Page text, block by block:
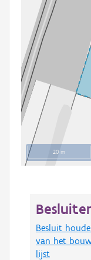
20 m
Besluit
van het
lijst